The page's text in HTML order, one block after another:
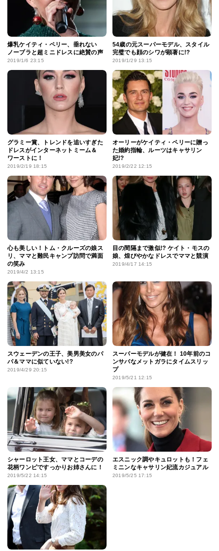
爆乳ケイティ・ペリー、垂れない
ノーブラと超ミニドレスに絶賛の声
2019/1/6 23:15
54歳の元スーパーモデル、スタイル
完璧でも顔のシワが顕著に!?
2019/1/29 13:15
グラミー賞、トレンドを追いすぎた
ドレスがインターネットミーム＆
ワーストに！
2019/2/19 18:15
オーリーがケイティ・ペリーに贈っ
た婚約指輪、ルーツはキャサリン
妃!?
2019/2/22 12:15
心も美しい！トム・クルーズの娘ス
リ、ママと難民キャンプ訪問で満面
の笑み
2019/4/2 13:15
目の間隔まで激似!? ケイト・モスの
娘、煌びやかなドレスでママと競演
2019/4/17 14:15
スウェーデンの王子、美男美女のパ
パ＆ママに似ていない!?
2019/4/29 20:15
スーパーモデルが健在！ 10年前のコ
ンサバなメットガラにタイムスリッ
プ
2019/5/21 12:15
シャーロット王女、ママとコーデの
花柄ワンピですっかりお姉さんに！
2019/5/22 14:15
エスニック調やキュロットも！フェ
ミニンなキャサリン妃流カジュアル
2019/5/25 17:15